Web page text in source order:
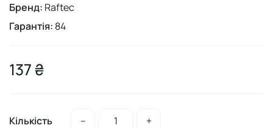
Бренд: Raftec
Гарантія: 84
137 ₴
Кількість – +